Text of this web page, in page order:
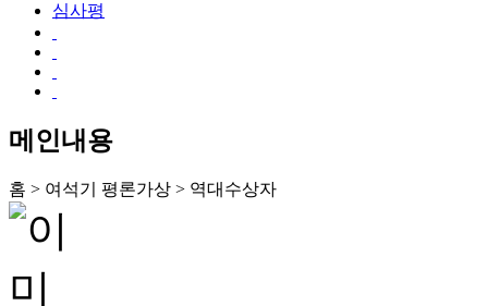
심사평
메인내용
홈 > 여석기 평론가상 > 역대수상자